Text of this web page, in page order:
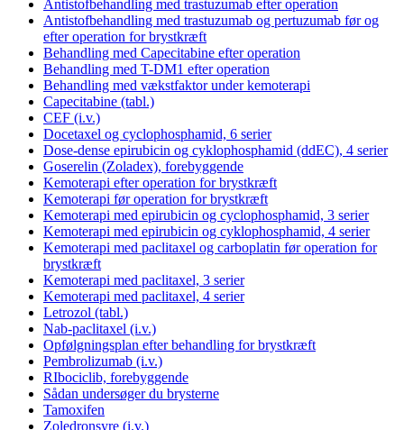
Antistofbehandling med trastuzumab efter operation
Antistofbehandling med trastuzumab og pertuzumab før og
efter operation for brystkræft
Behandling med Capecitabine efter operation
Behandling med T-DM1 efter operation
Behandling med vækstfaktor under kemoterapi
Capecitabine (tabl.)
CEF (i.v.)
Docetaxel og cyclophosphamid, 6 serier
Dose-dense epirubicin og cyklophosphamid (ddEC), 4 serier
Goserelin (Zoladex), forebyggende
Kemoterapi efter operation for brystkræft
Kemoterapi før operation for brystkræft
Kemoterapi med epirubicin og cyclophosphamid, 3 serier
Kemoterapi med epirubicin og cyklophosphamid, 4 serier
Kemoterapi med paclitaxel og carboplatin før operation for
brystkræft
Kemoterapi med paclitaxel, 3 serier
Kemoterapi med paclitaxel, 4 serier
Letrozol (tabl.)
Nab-paclitaxel (i.v.)
Opfølgningsplan efter behandling for brystkræft
Pembrolizumab (i.v.)
RIbociclib, forebyggende
Sådan undersøger du brysterne
Tamoxifen
Zoledronsyre (i.v.)